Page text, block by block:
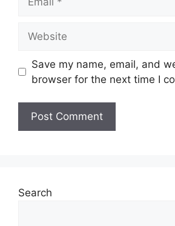
Save my name, email, and
browser for the next time I
Search